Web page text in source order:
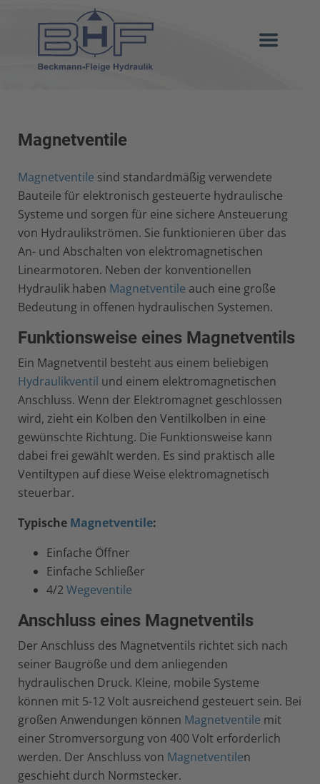
Magnetventile
Magnetventile sind standardmäßig verwendete
Bauteile für elektronisch gesteuerte hydraulische
Systeme und sorgen für eine sichere Ansteuerung
von Hydraulikströmen. Sie funktionieren über das
An- und Abschalten von elektromagnetischen
Linearmotoren. Neben der konventionellen
Hydraulik haben Magnetventile auch eine große
Bedeutung in offenen hydraulischen Systemen.
Funktionsweise eines Magnetventils
Ein Magnetventil besteht aus einem beliebigen
Hydraulikventil und einem elektromagnetischen
Anschluss. Wenn der Elektromagnet geschlossen
wird, zieht ein Kolben den Ventilkolben in eine
gewünschte Richtung. Die Funktionsweise kann
dabei frei gewählt werden. Es sind praktisch alle
Ventiltypen auf diese Weise elektromagnetisch
steuerbar.
Typische Magnetventile:
Einfache Öffner
Einfache Schließer
4/2 Wegeventile
Anschluss eines Magnetventils
Der Anschluss des Magnetventils richtet sich nach
seiner Baugröße und dem anliegenden
hydraulischen Druck. Kleine, mobile Systeme
können mit 5-12 Volt ausreichend gesteuert sein. Bei
großen Anwendungen können Magnetventile mit
einer Stromversorgung von 400 Volt erforderlich
werden. Der Anschluss von Magnetventilen
geschieht durch Normstecker.